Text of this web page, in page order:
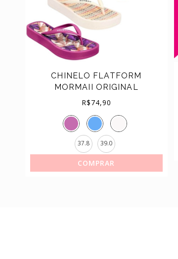
CHINELO FLATFORM
MORMAII ORIGINAL
R$74,90
37.8 39.0
COMPRAR